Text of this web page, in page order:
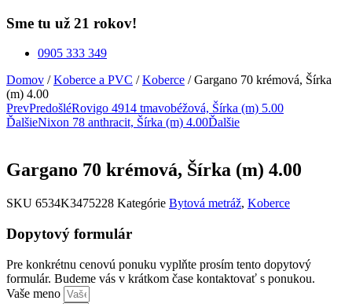
Sme tu už 21 rokov!
0905 333 349
Domov /Koberce a PVC /Koberce / Gargano 70 krémová, Šírka
(m) 4.00
PrevPredošléRovigo 4914 tmavobéžová, Šírka (m) 5.00
ĎalšieNixon 78 anthracit, Šírka (m) 4.00Ďalšie
Gargano 70 krémová, Šírka (m) 4.00
SKU 6534K3475228 Kategórie Bytová metráž, Koberce
Dopytový formulár
Pre konkrétnu cenovú ponuku vyplňte prosím tento dopytový
formulár. Budeme vás v krátkom čase kontaktovať s ponukou.
Vaše meno